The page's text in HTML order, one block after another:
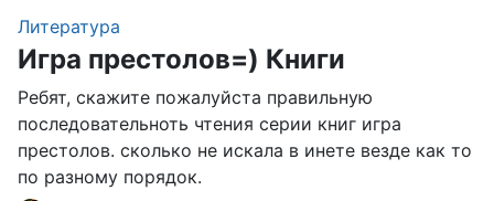
Литература
Игра престолов=) Книги
Ребят, скажите пожалуйста правильную
последовательноть чтения серии книг игра
престолов. сколько не искала в инете везде как то
по разному порядок.